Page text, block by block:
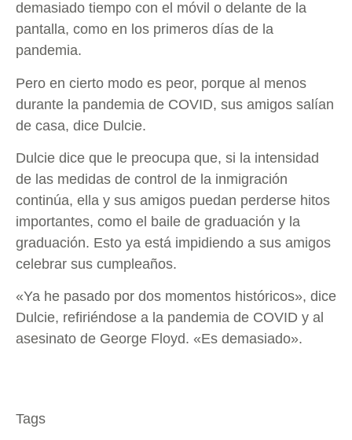
demasiado tiempo con el móvil o delante de la
pantalla, como en los primeros días de la
pandemia.
Pero en cierto modo es peor, porque al menos
durante la pandemia de COVID, sus amigos salían
de casa, dice Dulcie.
Dulcie dice que le preocupa que, si la intensidad
de las medidas de control de la inmigración
continúa, ella y sus amigos puedan perderse hitos
importantes, como el baile de graduación y la
graduación. Esto ya está impidiendo a sus amigos
celebrar sus cumpleaños.
«Ya he pasado por dos momentos históricos», dice
Dulcie, refiriéndose a la pandemia de COVID y al
asesinato de George Floyd. «Es demasiado».
Tags